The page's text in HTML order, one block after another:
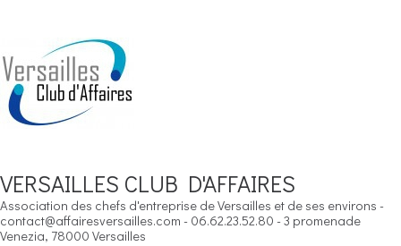
VERSAILLES CLUB D'AFFAIRES
Association des chefs d'entreprise de Versailles et de ses environs -
contact@affairesversailles.com - 06.62.23.52.80 - 3 promenade
Venezia, 78000 Versailles